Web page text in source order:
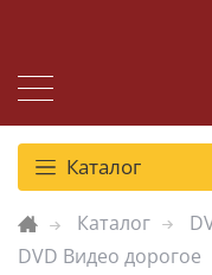
Каталог
Каталог
DVD Видео дорогое